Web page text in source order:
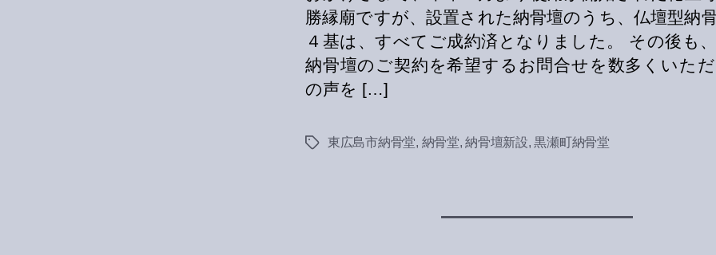
勝縁廟ですが、設置された納骨壇のうち、仏壇型納
４基は、すべてご成約済となりました。 その後も
納骨壇のご契約を希望するお問合せを数多くいた
の声を […]
Tags東広島市納骨堂, 納骨堂,納骨壇新設,黒瀬町納骨堂